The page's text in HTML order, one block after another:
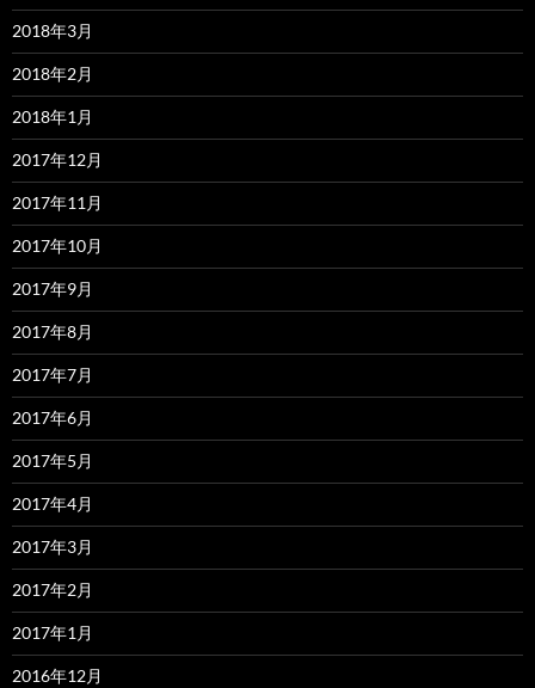
2018年3月
2018年2月
2018年1月
2017年12月
2017年11月
2017年10月
2017年9月
2017年8月
2017年7月
2017年6月
2017年5月
2017年4月
2017年3月
2017年2月
2017年1月
2016年12月